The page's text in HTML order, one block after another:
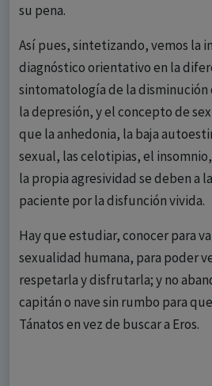
su pena.
Así pues, sintetizando, vemos la
diagnóstico orientativo en la
sintomatología de la disminución
la depresión, y el concepto de
que la anhedonia, la baja
sexual, las celotipias, el
la propia agresividad se deben a
paciente por la disfunción vivida.
Hay que estudiar, conocer para
sexualidad humana, para poder
respetarla y disfrutarla; y no
capitán o nave sin rumbo para
Tánatos en vez de buscar a Eros.